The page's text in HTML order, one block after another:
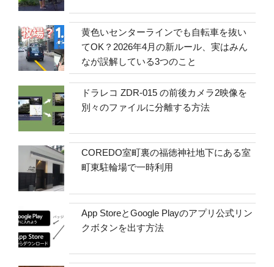
黄色いセンターラインでも自転車を抜い
てOK？2026年4月の新ルール、実はみん
なが誤解している3つのこと
ドラレコ ZDR-015 の前後カメラ2映像を
別々のファイルに分離する方法
COREDO室町裏の福徳神社地下にある室
町東駐輪場で一時利用
App StoreとGoogle Playのアプリ公式リン
クボタンを出す方法